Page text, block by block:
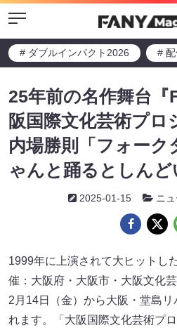
Menu
# ダブルインパクト2026 #
25年前の名作舞台『
阪国際文化芸術プロ
内場勝則「フォーク
ゃんと踊るとしんど
2025-01-15 ニ
1999年に上演されて大ヒットし
催：大阪府・大阪市・大阪文化
2月14日（金）から大阪・堂島
れます。「大阪国際文化芸術プ